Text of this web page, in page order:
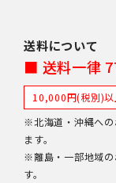
送料について
■ 送料一律
10,000円(税別)以
※北海道・沖縄への
ます。
※離島・一部地域の
す。